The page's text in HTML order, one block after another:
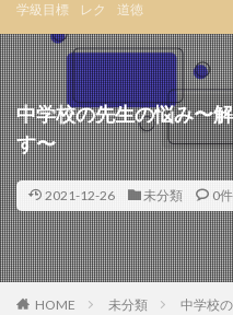
学級目標 レク 道徳
中学校の先生の悩み〜
す〜
2021-12-26 未分類 0件
HOME 未分類 中学校